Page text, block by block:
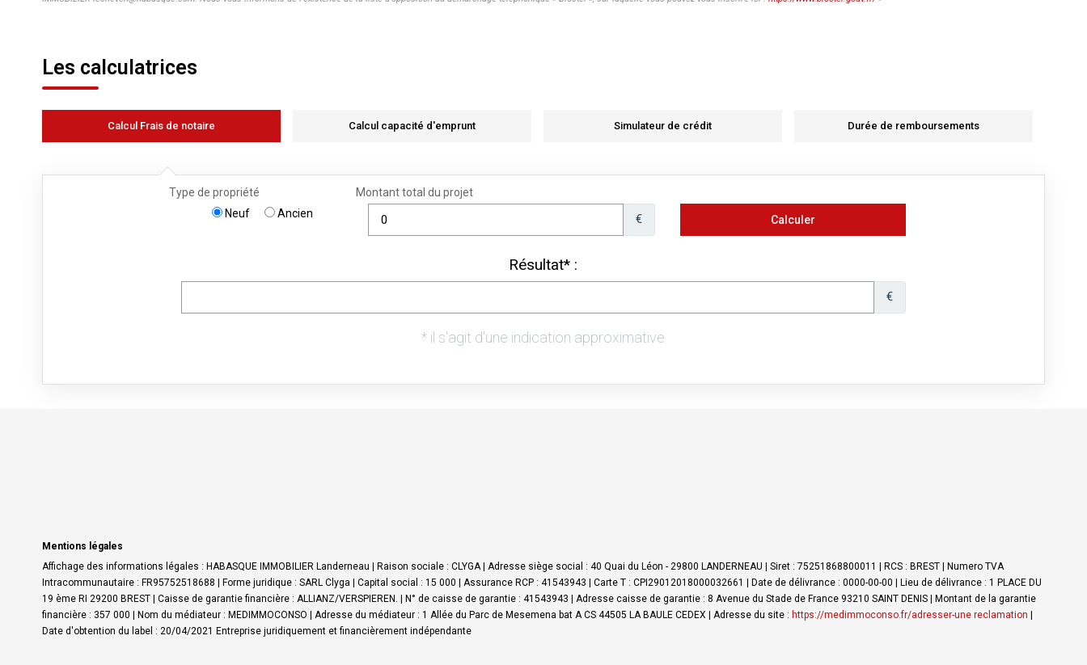
Les calculatrices
Calcul Frais de notaire Calcul capacité d'emprunt Simulateur de crédit Durée de remboursements
Mentions légales
Affichage des informations légales : HABASQUE IMMOBILIER Landerneau | Raison sociale : CLYGA | Adresse siège social : 40 Quai du Léon - 29800 LANDERNEAU | Siret : 75251868800011 | RCS : BREST | Numero TVA
Intracommunautaire : FR95752518688 | Forme juridique : SARL Clyga | Capital social : 15 000 | Assurance RCP : 41543943 | Carte T : CPI29012018000032661 | Date de délivrance : 0000-00-00 | Lieu de délivrance : 1 PLACE DU
19 ème RI 29200 BREST | Caisse de garantie financière : ALLIANZ/VERSPIEREN. | N° de caisse de garantie : 41543943 | Adresse caisse de garantie : 8 Avenue du Stade de France 93210 SAINT DENIS | Montant de la garantie
financière : 357 000 | Nom du médiateur : MEDIMMOCONSO | Adresse du médiateur : 1 Allée du Parc de Mesemena bat A CS 44505 LA BAULE CEDEX | Adresse du site : https://medimmoconso.fr/adresser-une reclamation
Date d'obtention du label : 20/04/2021 Entreprise juridiquement et financièrement indépendante